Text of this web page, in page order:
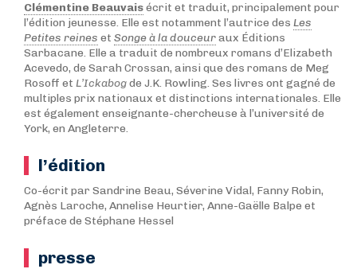
Clémentine Beauvaisécrit et traduit, principalement pour
l’édition jeunesse. Elle est notamment l’autrice des Les
Petites reines et Songe à la douceuraux Éditions
Sarbacane. Elle a traduit de nombreux romans d’Elizabeth
Acevedo, de Sarah Crossan, ainsi que des romans de Meg
Rosoff et L’Ickabogde J.K. Rowling. Ses livres ont gagné de
multiples prix nationaux et distinctions internationales. Elle
est également enseignante-chercheuse à l’université de
York, en Angleterre.
l’édition
Co-écrit par Sandrine Beau, Séverine Vidal, Fanny Robin,
Agnès Laroche, Annelise Heurtier, Anne-Gaëlle Balpe et
préface de Stéphane Hessel
presse